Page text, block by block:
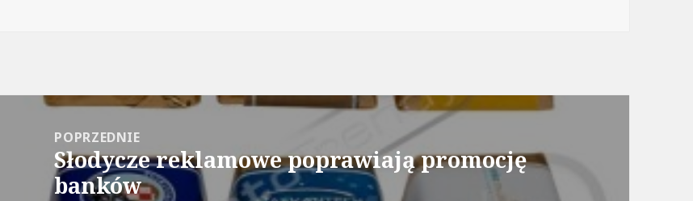
Nawigacja
POPRZEDNIE
Poprzedni
wpis:
Słodycze reklamowe poprawiają promocję
banków